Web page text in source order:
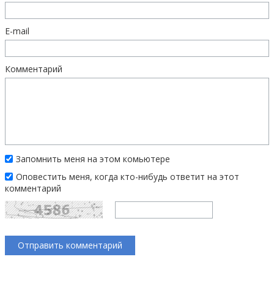
E-mail
Комментарий
Запомнить меня на этом комьютере
Оповестить меня, когда кто-нибудь ответит на этот
комментарий